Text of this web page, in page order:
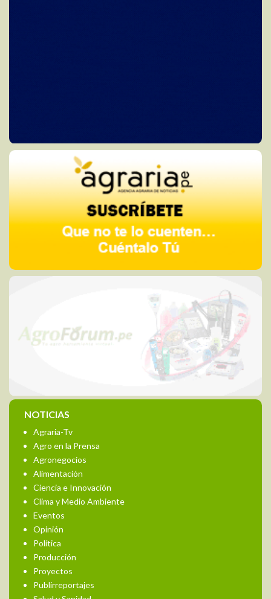
NOTICIAS
Agraria-Tv
Agro en la Prensa
Agronegocios
Alimentación
Ciencia e Innovación
Clima y Medio Ambiente
Eventos
Opinión
Política
Producción
Proyectos
Publirreportajes